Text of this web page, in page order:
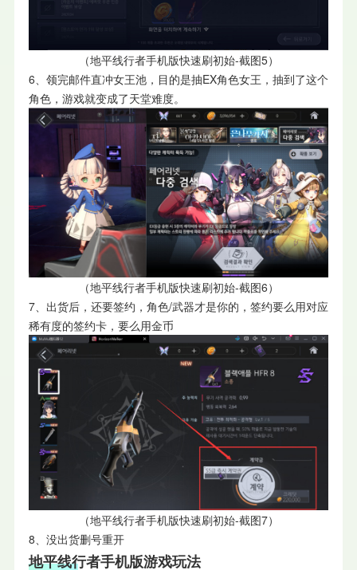
（地平线行者手机版快速刷初始-截图5）
6、领完邮件直冲女王池，目的是抽EX角色女王，抽到了这个
角色，游戏就变成了天堂难度。
（地平线行者手机版快速刷初始-截图6）
7、出货后，还要签约，角色/武器才是你的，签约要么用对应
稀有度的签约卡，要么用金币
（地平线行者手机版快速刷初始-截图7）
8、没出货删号重开
地平线行者手机版游戏玩法